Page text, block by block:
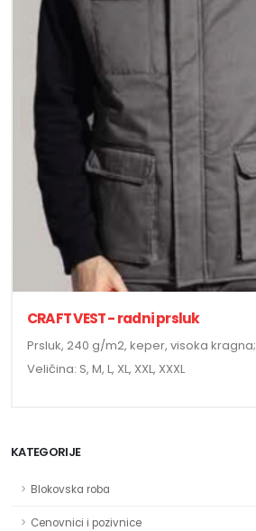
CRAFT VEST - radni prsluk
Prsluk, 240 g/m2, keper, visoka kragna;
Veličina: S, M, L, XL, XXL, XXXL
KATEGORIJE
Blokovska roba
Cenovnici i pozivnice